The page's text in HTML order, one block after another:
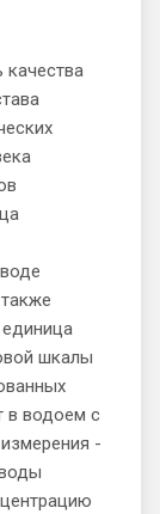
качества
шкалы
в водоем с
-